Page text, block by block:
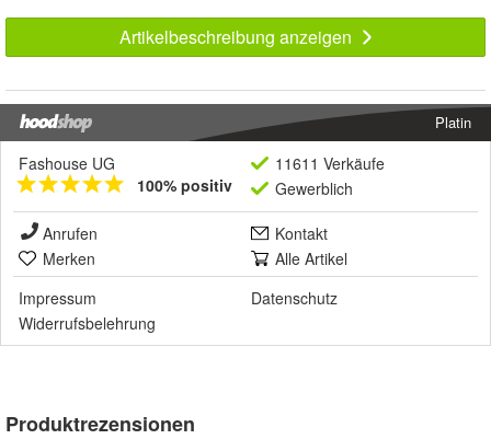
Artikelbeschreibung anzeigen
Platin
Fashouse UG
100% positiv
11611 Verkäufe
Gewerblich
Anrufen
Kontakt
Merken
Alle Artikel
Impressum
Datenschutz
Widerrufsbelehrung
Produktrezensionen